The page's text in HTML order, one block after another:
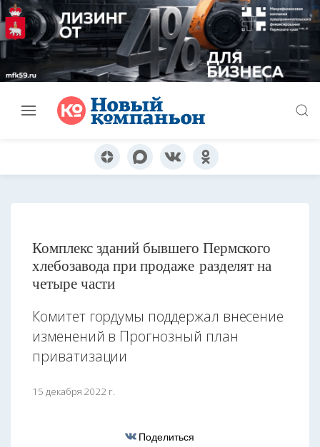
Комплекс зданий бывшего Пермского
хлебозавода при продаже разделят на
четыре части
Комитет гордумы поддержал внесение
изменений в Прогнозный план
приватизации
15 декабря 2022 г.
Поделиться